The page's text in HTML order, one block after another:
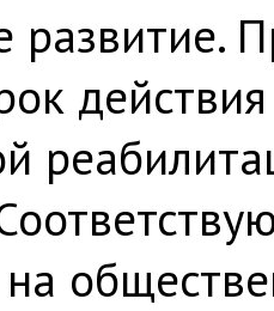
развитие.